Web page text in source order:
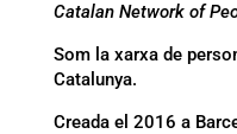
Catalan Network of
Som la xarxa de
Catalunya.
Creada el 2016 a